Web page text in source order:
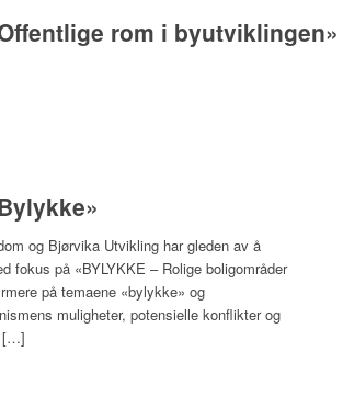
rom i byutviklingen»
og Bjørvika Utvikling har gleden av å
fokus på «BYLYKKE – Rolige boligområder
på temaene «bylykke» og
muligheter, potensielle konflikter og
[…]